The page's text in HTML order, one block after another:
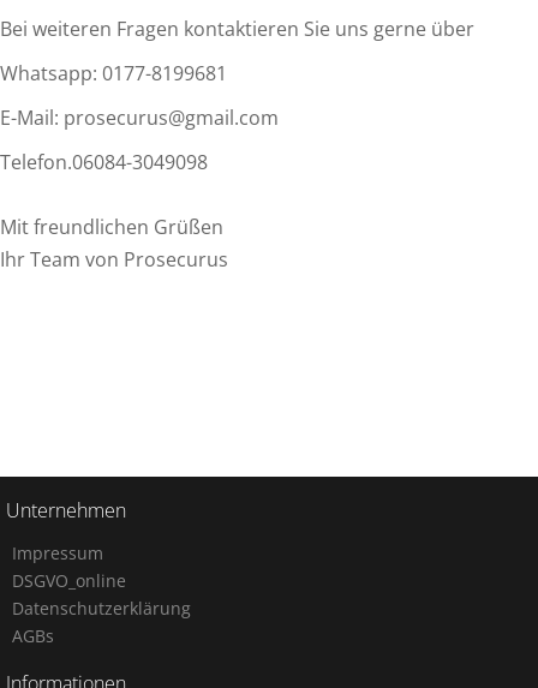
Bei weiteren Fragen kontaktieren Sie uns gerne über
Whatsapp: 0177-8199681
E-Mail: prosecurus@gmail.com
Telefon.06084-3049098
Mit freundlichen Grüßen
Ihr Team von Prosecurus
Unternehmen
Impressum
DSGVO_online
Datenschutzerklärung
AGBs